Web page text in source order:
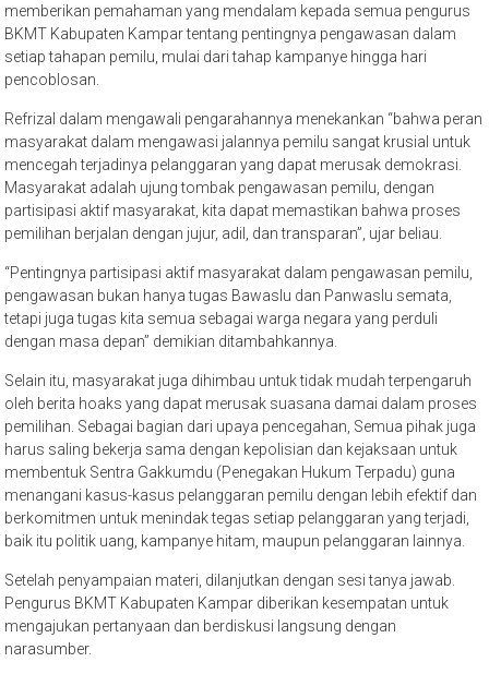
memberikan pemahaman yang mendalam kepada semua pengurus
BKMT Kabupaten Kampar tentang pentingnya pengawasan dalam
setiap tahapan pemilu, mulai dari tahap kampanye hingga hari
pencoblosan.
Refrizal dalam mengawali pengarahannya menekankan “bahwa peran
masyarakat dalam mengawasi jalannya pemilu sangat krusial untuk
mencegah terjadinya pelanggaran yang dapat merusak demokrasi.
Masyarakat adalah ujung tombak pengawasan pemilu, dengan
partisipasi aktif masyarakat, kita dapat memastikan bahwa proses
pemilihan berjalan dengan jujur, adil, dan transparan”, ujar beliau.
“Pentingnya partisipasi aktif masyarakat dalam pengawasan pemilu,
pengawasan bukan hanya tugas Bawaslu dan Panwaslu semata,
tetapi juga tugas kita semua sebagai warga negara yang perduli
dengan masa depan” demikian ditambahkannya.
Selain itu, masyarakat juga dihimbau untuk tidak mudah terpengaruh
oleh berita hoaks yang dapat merusak suasana damai dalam proses
pemilihan. Sebagai bagian dari upaya pencegahan, Semua pihak juga
harus saling bekerja sama dengan kepolisian dan kejaksaan untuk
membentuk Sentra Gakkumdu (Penegakan Hukum Terpadu) guna
menangani kasus-kasus pelanggaran pemilu dengan lebih efektif dan
berkomitmen untuk menindak tegas setiap pelanggaran yang terjadi,
baik itu politik uang, kampanye hitam, maupun pelanggaran lainnya.
Setelah penyampaian materi, dilanjutkan dengan sesi tanya jawab.
Pengurus BKMT Kabupaten Kampar diberikan kesempatan untuk
mengajukan pertanyaan dan berdiskusi langsung dengan
narasumber.